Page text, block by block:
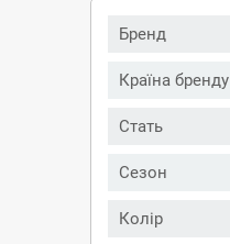
Бренд
Країна бренду
Стать
Сезон
Колір